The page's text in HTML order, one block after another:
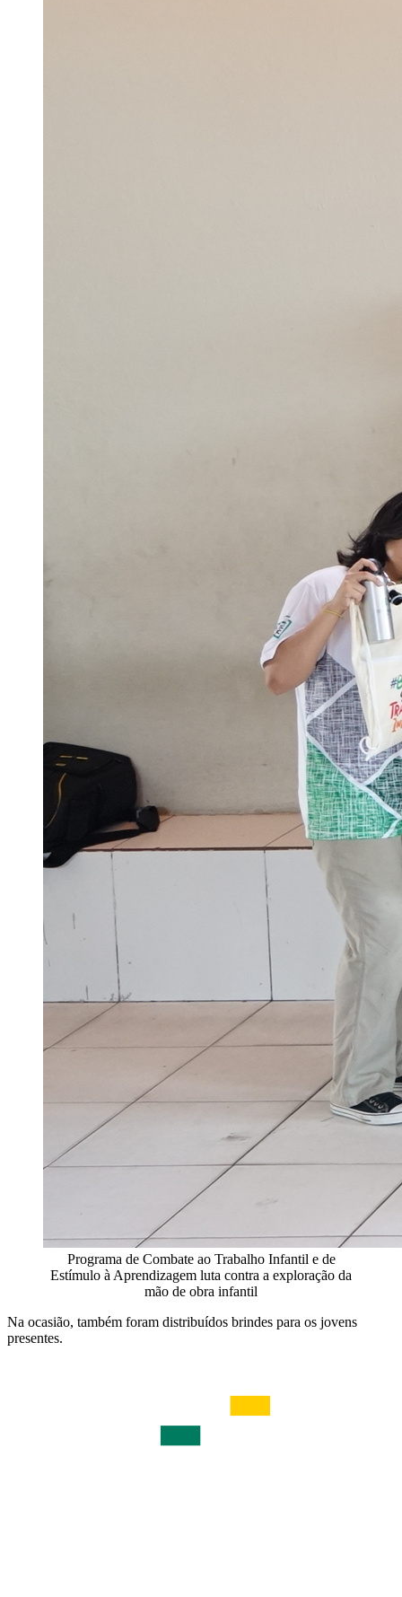
Programa de Combate ao Trabalho Infantil e de
Estímulo à Aprendizagem luta contra a exploração da
mão de obra infantil
Na ocasião, também foram distribuídos brindes para os jovens
presentes.